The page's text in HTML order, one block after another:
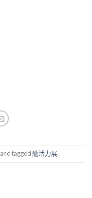
and tagged醣活力展.